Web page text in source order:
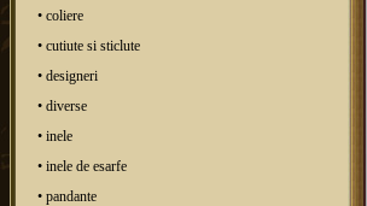
• coliere
• cutiute si sticlute
• designeri
• diverse
• inele
• inele de esarfe
• pandante